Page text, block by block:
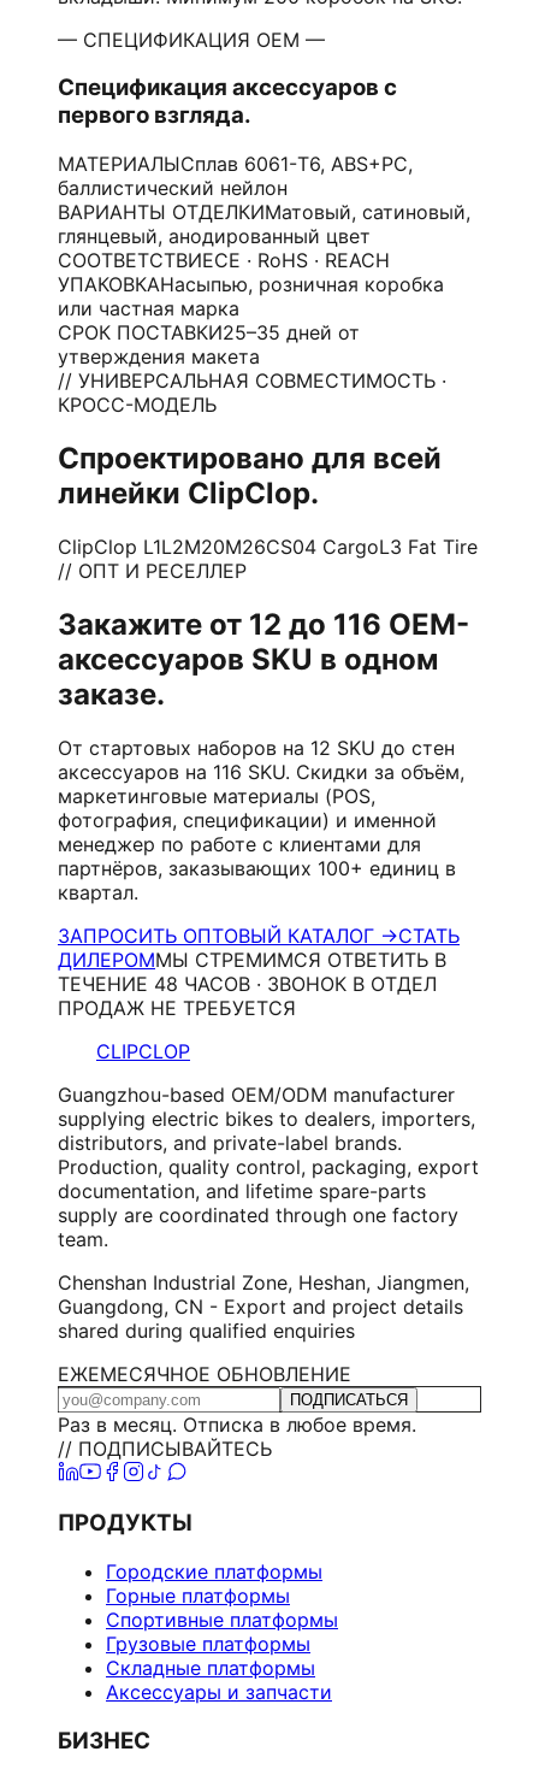
— СПЕЦИФИКАЦИЯ OEM —
Спецификация аксессуаров с
первого взгляда.
МАТЕРИАЛЫСплав 6061-T6, ABS+PC,
баллистический нейлон
ВАРИАНТЫ ОТДЕЛКИМатовый, сатиновый,
глянцевый, анодированный цвет
СООТВЕТСТВИЕCE · RoHS · REACH
УПАКОВКАНасыпью, розничная коробка
или частная марка
СРОК ПОСТАВКИ25–35 дней от
утверждения макета
// УНИВЕРСАЛЬНАЯ СОВМЕСТИМОСТЬ ·
КРОСС-МОДЕЛЬ
Спроектировано для всей
линейки ClipClop.
ClipClop L1L2M20M26CS04 CargoL3 Fat Tire
// ОПТ И РЕСЕЛЛЕР
Закажите от 12 до 116 OEM-
аксессуаров SKU в одном
заказе.
От стартовых наборов на 12 SKU до стен
аксессуаров на 116 SKU. Скидки за объём,
маркетинговые материалы (POS,
фотография, спецификации) и именной
менеджер по работе с клиентами для
партнёров, заказывающих 100+ единиц в
квартал.
ЗАПРОСИТЬ ОПТОВЫЙ КАТАЛОГ →СТАТЬ
ДИЛЕРОММЫ СТРЕМИМСЯ ОТВЕТИТЬ В
ТЕЧЕНИЕ 48 ЧАСОВ · ЗВОНОК В ОТДЕЛ
ПРОДАЖ НЕ ТРЕБУЕТСЯ
CLIPCLOP
Guangzhou-based OEM/ODM manufacturer
supplying electric bikes to dealers, importers,
distributors, and private-label brands.
Production, quality control, packaging, export
documentation, and lifetime spare-parts
supply are coordinated through one factory
team.
Chenshan Industrial Zone, Heshan, Jiangmen,
Guangdong, CN - Export and project details
shared during qualified enquiries
ЕЖЕМЕСЯЧНОЕ ОБНОВЛЕНИЕ
ПОДПИСАТЬСЯ
Раз в месяц. Отписка в любое время.
// ПОДПИСЫВАЙТЕСЬ
ПРОДУКТЫ
Городские платформы
Горные платформы
Спортивные платформы
Грузовые платформы
Складные платформы
Аксессуары и запчасти
БИЗНЕС